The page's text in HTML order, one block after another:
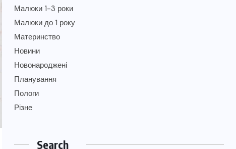
Малюки 1-3 роки
Малюки до 1 року
Материнство
Новини
Новонароджені
Планування
Пологи
Різне
Search